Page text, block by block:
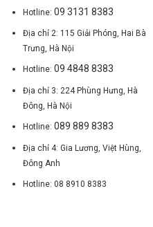
Hotline: 09 3131 8383
Địa chỉ 2: 115 Giải Phóng, Hai Bà
Trưng, Hà Nội
Hotline: 09 4848 8383
Địa chỉ 3: 224 Phùng Hưng, Hà
Đông, Hà Nội
Hotline: 089 889 8383
Địa chỉ 4: Gia Lương, Việt Hùng,
Đông Anh
Hotline: 08 8910 8383